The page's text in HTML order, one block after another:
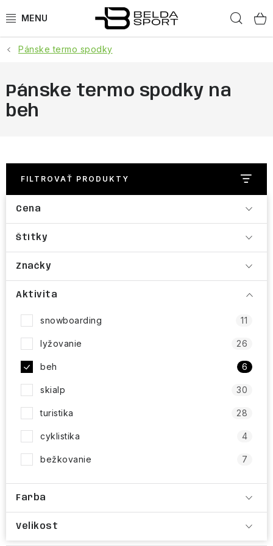
na
ŠPORTY
BEH
BOGNER
OBLEČENIE
OBUV
DOPLNKY
NAŠE SLUŽBY
ZNAČKY
Vrátenie a výmena
Moja objednávka
Pánske termo spodky
Pánske termo spodky na
beh
FILTROVAŤ PRODUKTY
Cena
Štítky
Značky
Aktivita
snowboarding 11
lyžovanie 26
beh 6
skialp 30
turistika 28
cyklistika 4
bežkovanie 7
Farba
Velikost